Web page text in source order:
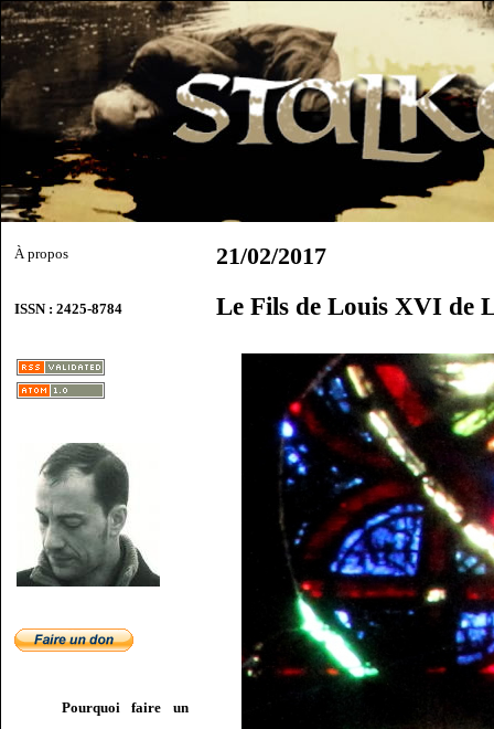
À propos
ISSN : 2425-8784
Pourquoi faire un
21/02/2017
Le Fils de Louis XVI de